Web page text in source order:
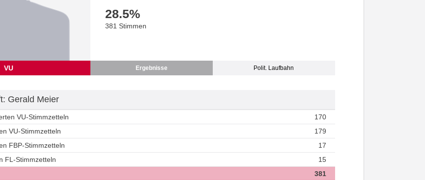
VU
28.5%
381 Stimmen
Ergebnisse Polit. Laufbahn
Gerald Meier
VU-Stimmzetteln
170
VU-Stimmzetteln
179
FBP-Stimmzetteln
17
FL-Stimmzetteln
15
381